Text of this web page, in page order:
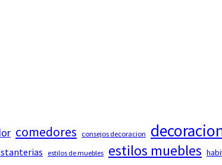
comedores consejos decoracion
estilos de muebles estilos muebles